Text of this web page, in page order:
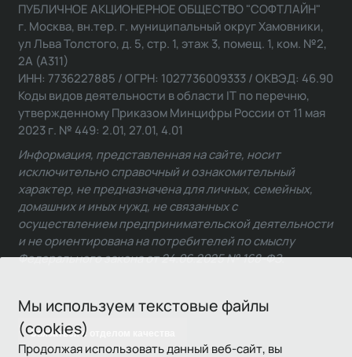
Мы используем текстовые файлы
(cookies)
Продолжая использовать данный веб-сайт, вы
Связаться с отделом качества
ПУБЛИЧНОЕ АКЦИОНЕРНОЕ ОБЩЕСТВО "СОФТЛАЙН"
г. Москва, вн.тер. г. муниципальный округ Хамовники,
ул Льва Толстого, д. 5, стр. 1, этаж 3, помещ. 1, ком. №2,
2А (А311)
ИНН: 7736227885 / ОГРН: 1027736009333 / ОКВЭД: 46.90
Коды видов деятельности в области IT по перечню,
утвержденному Приказом Минцифры России от 11 мая
2023 г. № 449: 2.01, 27.01, 4.01
Информация, представленная на сайте, носит
исключительно справочный и ознакомительный
характер, не предназначена для личных, семейных,
домашних и иных нужд, не связанных с
осуществлением предпринимательской деятельности
и не ориентирована на потребителей по смыслу
Федерального закона от 24.06.2025 № 168-ФЗ.